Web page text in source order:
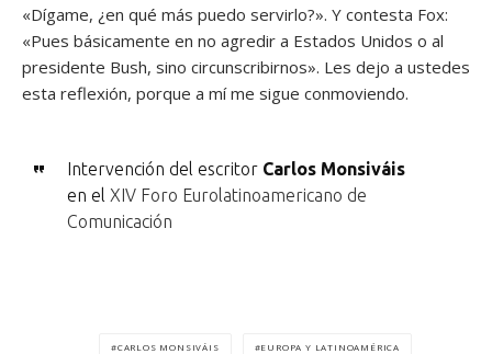
«Dígame, ¿en qué más puedo servirlo?». Y contesta Fox:
«Pues básicamente en no agredir a Estados Unidos o al
presidente Bush, sino circunscribirnos». Les dejo a ustedes
esta reflexión, porque a mí me sigue conmoviendo.
Intervención del escritor Carlos Monsiváis
en el XIV Foro Eurolatinoamericano de
Comunicación
CARLOS MONSIVÁIS EUROPA Y LATINOAMÉRICA